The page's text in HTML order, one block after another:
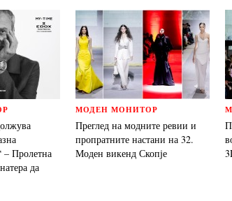
– Пролетна
да
МОДЕН МОНИТОР
Преглед на модните ревии и
пропратните настани на 32.
Моден викенд Скопје